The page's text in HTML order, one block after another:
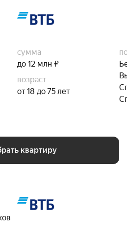
сумма
до 12 млн ₽
возраст
от 18 до 75 лет
квартиру